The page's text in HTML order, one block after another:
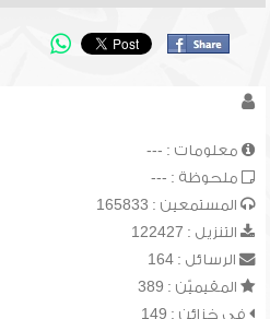
معلومات : ---
ملحوظة : ---
المستمعين : 165833
التنزيل : 122427
الرسائل : 164
المقيميّن : 389
في خزائن : 149